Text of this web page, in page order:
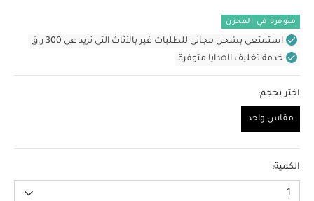
متوفرة في المخزن
استمتعي بشحن مجاني للطلبات غير بالأثاث التي تزيد عن 300 ر.ق
خدمة تغليف الهدايا متوفرة
اختر بحجم:
مقاس واحد
الكمية:
1